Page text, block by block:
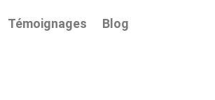
Témoignages Blog